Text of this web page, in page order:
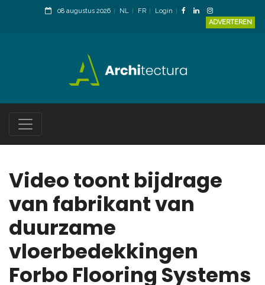
08 augustus 2026 NL FR
Login
ADVERTEREN
Video toont bijdrage
van fabrikant van
duurzame
vloerbedekkingen
Forbo Flooring Systems